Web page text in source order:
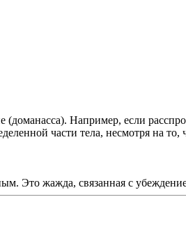
Например, если
части тела, несмотря
Это жажда, связанная с